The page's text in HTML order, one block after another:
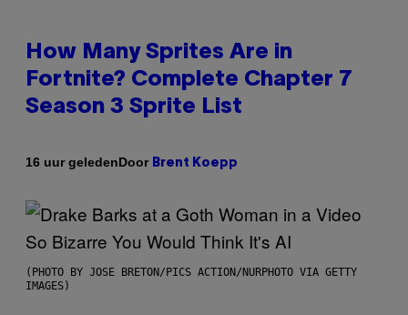
How Many Sprites Are in
Fortnite? Complete Chapter 7
Season 3 Sprite List
16 uur geledenDoor Brent Koepp
(PHOTO BY JOSE BRETON/PICS ACTION/NURPHOTO VIA GETTY
IMAGES)